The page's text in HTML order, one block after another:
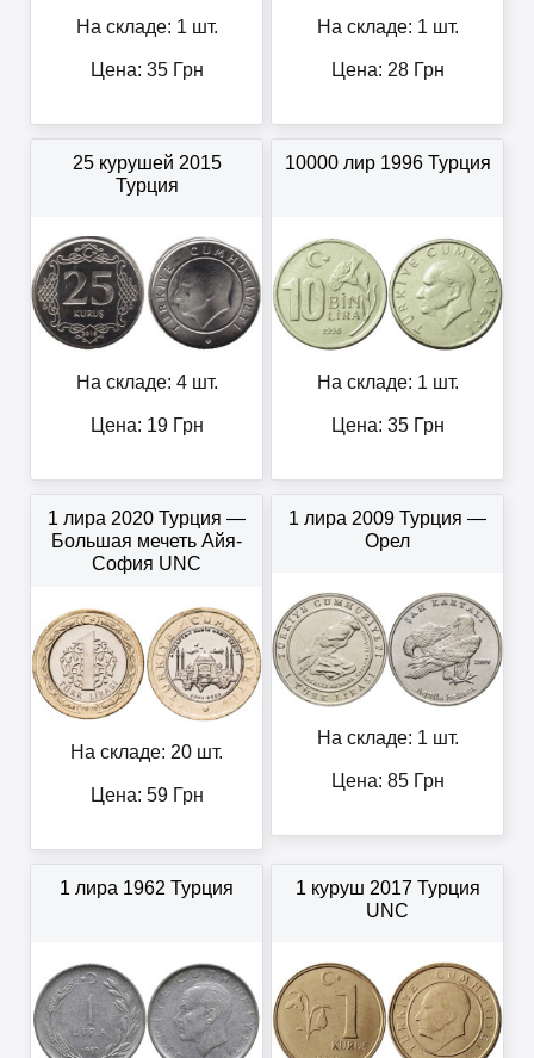
На складе: 1 шт.
Цена: 35Грн
На складе: 1 шт.
Цена: 28Грн
25 курушей 2015
Турция
На складе: 4 шт.
Цена: 19Грн
10000 лир 1996 Турция
На складе: 1 шт.
Цена: 35Грн
1 лира 2020 Турция —
Большая мечеть Айя-
София UNC
На складе: 20 шт.
Цена: 59Грн
1 лира 2009 Турция —
Орел
На складе: 1 шт.
Цена: 85Грн
1 лира 1962 Турция
1 куруш 2017 Турция
UNC